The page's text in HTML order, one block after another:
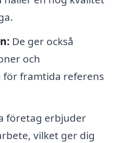
De ger också
och
framtida referens
företag erbjuder
vilket ger dig